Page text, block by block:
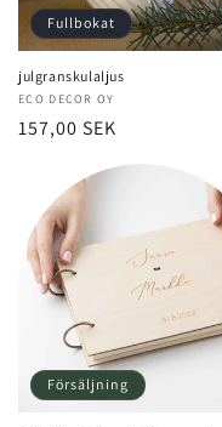
Fullbokat
julgranskulaljus
Säljare:
ECO DECOR OY
Normalt
157,00 SEK
Försäljning